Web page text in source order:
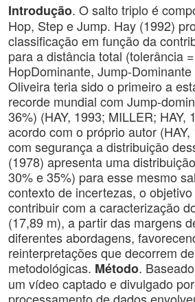
Introdução. O salto triplo é
Hop, Step e Jump. Hay (1992)
classificação em função da
para a distância total (tolerância
HopDominante, Jump-
Oliveira teria sido o primeiro a
recorde mundial com Jump-
36%) (HAY, 1993; MILLER; HAY,
acordo com o próprio autor
com segurança a distribuição
(1978) apresenta uma
30% e 35%) para esse mesmo
contexto de incertezas, o
contribuir com a caracterização
(17,89 m), a partir das margens
diferentes abordagens,
reinterpretações que decorrem
metodológicas. Método.
um vídeo captado e divulgado